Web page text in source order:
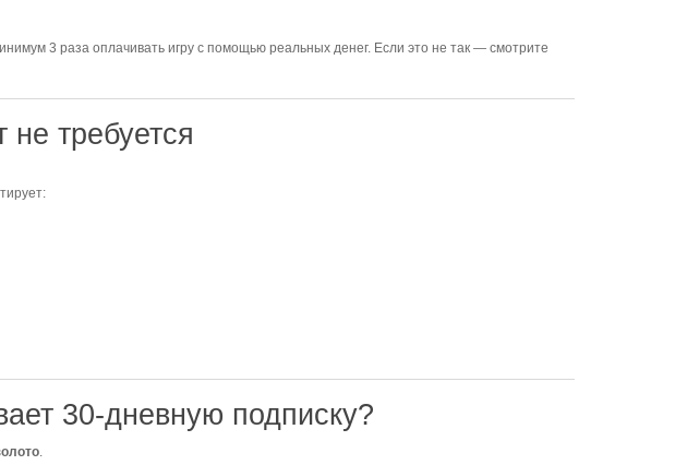
3 раза оплачивать игру с помощью реальных денег. Если это не так — смотрите
требуется
30-дневную подписку?
.